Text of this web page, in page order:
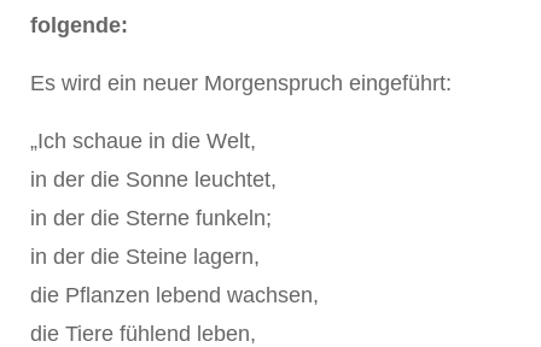
folgende:
Es wird ein neuer Morgenspruch eingeführt:
„Ich schaue in die Welt,
in der die Sonne leuchtet,
in der die Sterne funkeln;
in der die Steine lagern,
die Pflanzen lebend wachsen,
die Tiere fühlend leben,